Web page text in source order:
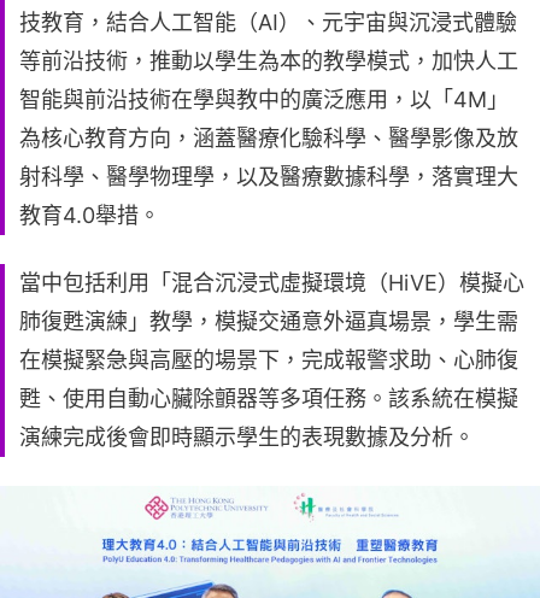
技教育，結合人工智能（AI）、元宇宙與沉浸式體驗
等前沿技術，推動以學生為本的教學模式，加快人工
智能與前沿技術在學與教中的廣泛應用，以「4M」
為核心教育方向，涵蓋醫療化驗科學、醫學影像及放
射科學、醫學物理學，以及醫療數據科學，落實理大
教育4.0舉措。
當中包括利用「混合沉浸式虛擬環境（HiVE）模擬心
肺復甦演練」教學，模擬交通意外逼真場景，學生需
在模擬緊急與高壓的場景下，完成報警求助、心肺復
甦、使用自動心臟除顫器等多項任務。該系統在模擬
演練完成後會即時顯示學生的表現數據及分析。